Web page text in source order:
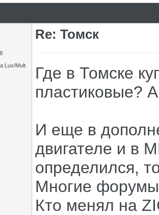
Lux/Mult
Re: Томск
Где в Томске
пластиковые?
И еще в
двигателе и в
определился,
Многие форумы
Кто менял на